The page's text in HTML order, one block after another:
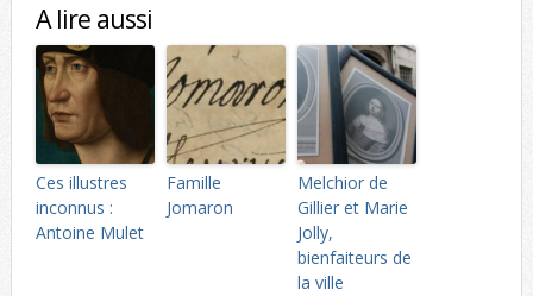
A lire aussi
Ces illustres
inconnus :
Antoine Mulet
Famille
Jomaron
Melchior de
Gillier et Marie
Jolly,
bienfaiteurs de
la ville